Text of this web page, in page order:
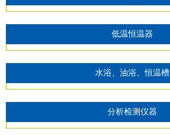
低温恒温器
水浴、油浴、恒温槽
分析检测仪器